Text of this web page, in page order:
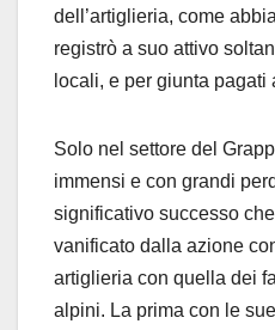
dell’artiglieria, come
registrò a suo attivo
locali, e per giunta pagati
Solo nel settore del
immensi e con grandi
significativo successo
vanificato dalla azione
artiglieria con quella dei
alpini. La prima con le